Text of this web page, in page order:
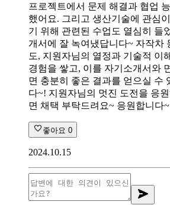
프로젝트에서 문제 해결과 협업
했어요. 그리고 생산기술에 관심
기 위해 관련된 수업도 열심히 들
개서에 잘 녹여냈답니다~ 자작차
도, 지원자님의 열정과 기술적 이
경험을 쌓고, 이를 자기소개서와
면 충분히 좋은 결과를 얻으실 수
다~! 지원자님의 멋진 도전을 응
면 채택 부탁드려요~ 응원합니다
좋아요 0
2024.10.15